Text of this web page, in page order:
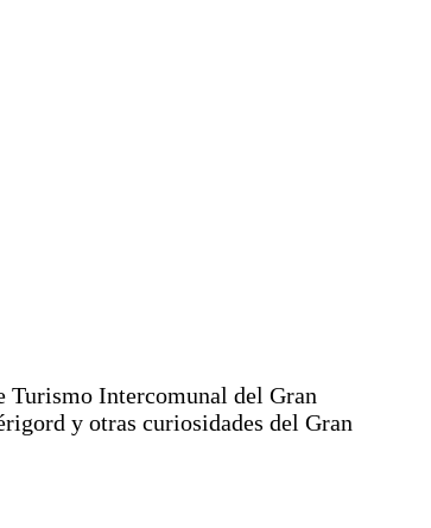
Turismo Intercomunal del Gran
y otras curiosidades del Gran